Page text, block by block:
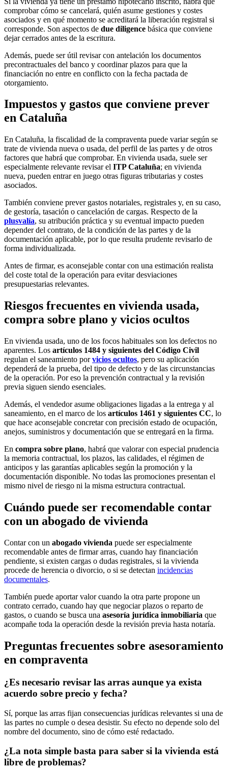
comprobar cómo se cancelará, quién asume gestiones y costes
asociados y en qué momento se acreditará la liberación registral si
corresponde. Son aspectos de due diligence básica que conviene
dejar cerrados antes de la escritura.
Además, puede ser útil revisar con antelación los documentos
precontractuales del banco y coordinar plazos para que la
financiación no entre en conflicto con la fecha pactada de
otorgamiento.
Impuestos y gastos que conviene prever
en Cataluña
En Cataluña, la fiscalidad de la compraventa puede variar según se
trate de vivienda nueva o usada, del perfil de las partes y de otros
factores que habrá que comprobar. En vivienda usada, suele ser
especialmente relevante revisar el ITP Cataluña; en vivienda
nueva, pueden entrar en juego otras figuras tributarias y costes
asociados.
También conviene prever gastos notariales, registrales y, en su caso,
de gestoría, tasación o cancelación de cargas. Respecto de la
plusvalía, su atribución práctica y su eventual impacto pueden
depender del contrato, de la condición de las partes y de la
documentación aplicable, por lo que resulta prudente revisarlo de
forma individualizada.
Antes de firmar, es aconsejable contar con una estimación realista
del coste total de la operación para evitar desviaciones
presupuestarias relevantes.
Riesgos frecuentes en vivienda usada,
compra sobre plano y vicios ocultos
En vivienda usada, uno de los focos habituales son los defectos no
aparentes. Los artículos 1484 y siguientes del Código Civil
regulan el saneamiento porvicios ocultos, pero su aplicación
dependerá de la prueba, del tipo de defecto y de las circunstancias
de la operación. Por eso la prevención contractual y la revisión
previa siguen siendo esenciales.
Además, el vendedor asume obligaciones ligadas a la entrega y al
saneamiento, en el marco de los artículos 1461 y siguientes CC, lo
que hace aconsejable concretar con precisión estado de ocupación,
anejos, suministros y documentación que se entregará en la firma.
En compra sobre plano, habrá que valorar con especial prudencia
la memoria contractual, los plazos, las calidades, el régimen de
anticipos y las garantías aplicables según la promoción y la
documentación disponible. No todas las promociones presentan el
mismo nivel de riesgo ni la misma estructura contractual.
Cuándo puede ser recomendable contar
con un abogado de vivienda
Contar con un abogado vivienda puede ser especialmente
recomendable antes de firmar arras, cuando hay financiación
pendiente, si existen cargas o dudas registrales, si la vivienda
procede de herencia o divorcio, o si se detectan incidencias
documentales.
También puede aportar valor cuando la otra parte propone un
contrato cerrado, cuando hay que negociar plazos o reparto de
gastos, o cuando se busca una asesoría jurídica inmobiliaria que
acompañe toda la operación desde la revisión previa hasta notaría.
Preguntas frecuentes sobre asesoramiento
en compraventa
¿Es necesario revisar las arras aunque ya exista
acuerdo sobre precio y fecha?
Sí, porque las arras fijan consecuencias jurídicas relevantes si una de
las partes no cumple o desea desistir. Su efecto no depende solo del
nombre del documento, sino de cómo esté redactado.
¿La nota simple basta para saber si la vivienda está
libre de problemas?